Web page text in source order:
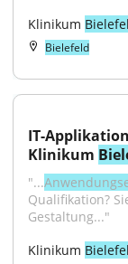
Klinikum
Bielefeld
IT-
Klinikum
"...
Qualifikation?
Gestaltung..."
Klinikum